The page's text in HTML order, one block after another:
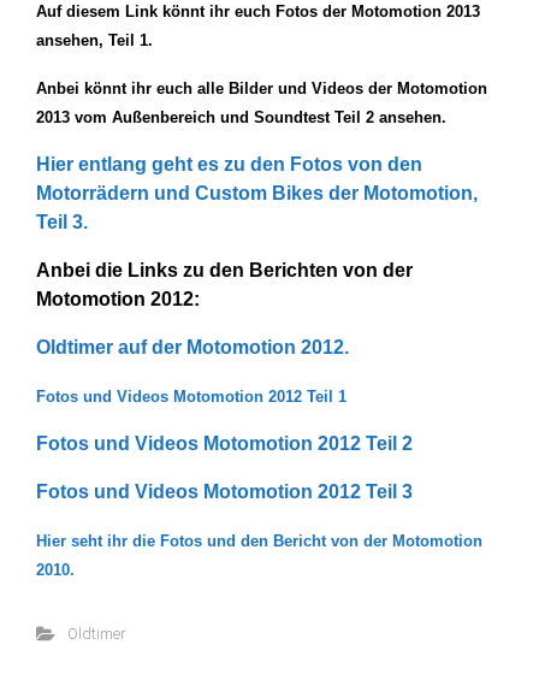
Auf diesem Link könnt ihr euch Fotos der Motomotion 2013
ansehen, Teil 1.
Anbei könnt ihr euch alle Bilder und Videos der Motomotion
2013 vom Außenbereich und Soundtest Teil 2 ansehen.
Hier entlang geht es zu den Fotos von den
Motorrädern und Custom Bikes der Motomotion,
Teil 3.
Anbei die Links zu den Berichten von der
Motomotion 2012:
Oldtimer auf der Motomotion 2012.
Fotos und Videos Motomotion 2012 Teil 1
Fotos und Videos Motomotion 2012 Teil 2
Fotos und Videos Motomotion 2012 Teil 3
Hier seht ihr die Fotos und den Bericht von der Motomotion
2010.
Oldtimer